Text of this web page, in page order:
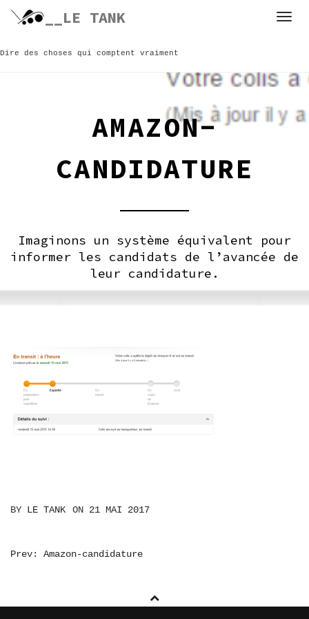
Skip
__LE TANK
Dire des choses qui comptent vraiment
AMAZON-
CANDIDATURE
Imaginons un système équivalent pour
informer les candidats de l’avancée de
leur candidature.
BY LE TANK ON 21 MAI 2017
NAVIGATION
L’ARTICLE
Prev: Amazon-candidature